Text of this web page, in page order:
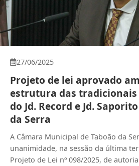
27/06/2025
Projeto de lei aprovado
estrutura das tradicionais
do Jd. Record e Jd.
da Serra
A Câmara Municipal de Taboão da
unanimidade, na sessão da última
Projeto de Lei nº 098/2025, de